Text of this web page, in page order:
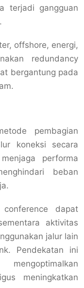
terjadi gangguan
offshore, energi,
redundancy
bergantung pada
pembagian
koneksi secara
performa
beban
dapat
aktivitas
jalur lain
Pendekatan ini
meningkatkan